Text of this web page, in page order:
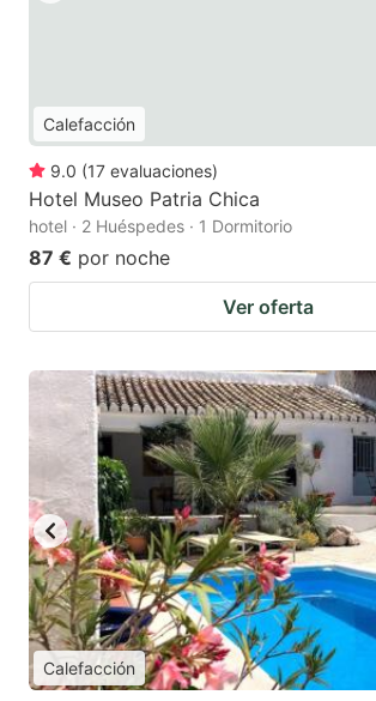
Calefacción
9.0 (17 evaluaciones)
Hotel Museo Patria Chica
hotel · 2 Huéspedes · 1 Dormitorio
87 € por noche
Ver oferta
Calefacción